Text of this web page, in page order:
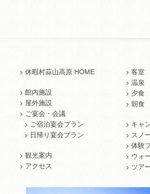
休暇村蒜山高原 HOME
館内施設
屋外施設
ご宴会・会議
ご宿泊宴会プラン
日帰り宴会プラン
観光案内
アクセス
客室
温泉
夕食
朝食
キャ
スノ
体験
ウォ
ツア